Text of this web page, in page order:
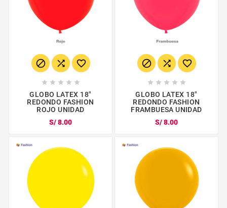
  
    
GLOBO LATEX 18"
REDONDO FASHION
ROJO UNIDAD
S/ 8.00
  
    
GLOBO LATEX 18"
REDONDO FASHION
FRAMBUESA UNIDAD
S/ 8.00